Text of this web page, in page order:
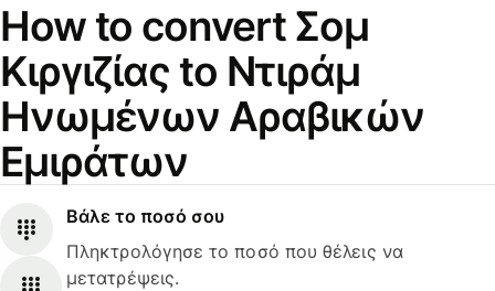
How to convert Σομ
Κιργιζίας to Ντιράμ
Ηνωμένων Αραβικών
Εμιράτων
Βάλε το ποσό σου
Πληκτρολόγησε το ποσό που θέλεις να
μετατρέψεις.